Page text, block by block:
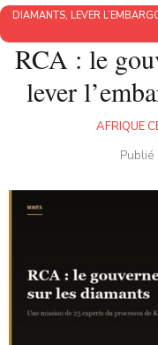
DIAMANTS, LEVER
RCA : le
lever
AFRIQUE
Publié